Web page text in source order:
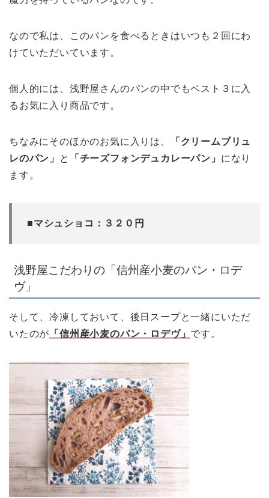
なので私は、このパンを食べるときはいつも２回にわ
けていただいています。
個人的には、浅野屋さんのパンの中でもベスト３に入
るお気に入り商品です。
ちなみにそのほかのお気に入りは、
「クリームブリュ
レのパン」
と 「チーズフォンデュカレーパン」 になり
ます。
■マシュショコ：３２０円
浅野屋こだわりの「信州産小麦のパン・ロデ
ヴ」
そして、冷凍しておいて、後日スープと一緒にいただ
いたのが 「信州産小麦のパン・ロデヴ」 です。